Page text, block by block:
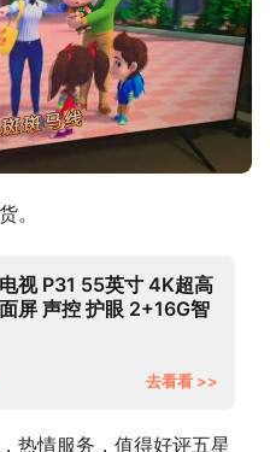
。
视 P31 55英寸 4K超高
屏 声控 护眼 2+16G智
去看看 >>
热情服务，值得好评五星